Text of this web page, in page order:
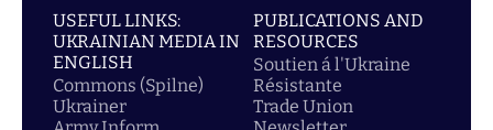
USEFUL LINKS:
UKRAINIAN MEDIA IN
ENGLISH
Commons (Spilne)
Ukrainer
PUBLICATIONS AND
RESOURCES
Soutien á l'Ukraine
Résistante
Trade Union